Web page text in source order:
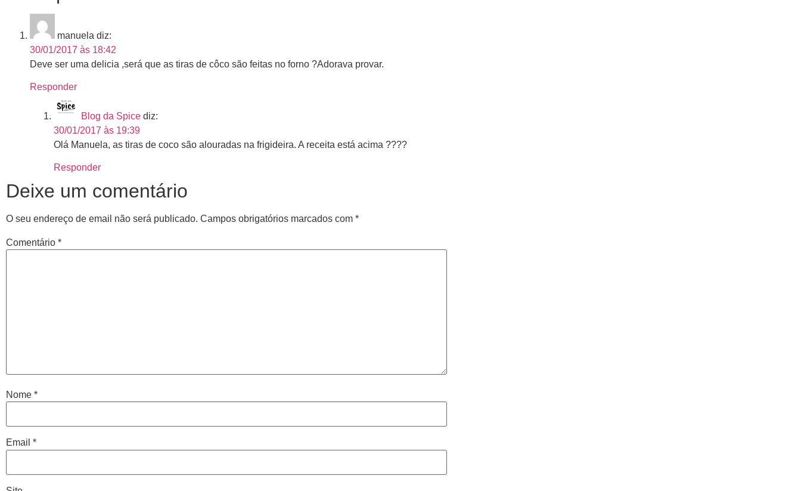
manuela diz:
30/01/2017 às 18:42
Deve ser uma delicia ,será que as tiras de côco são feitas no forno ?Adorava provar.
Responder
Blog da Spice diz:
30/01/2017 às 19:39
Olá Manuela, as tiras de coco são alouradas na frigideira. A receita está acima ????
Responder
Deixe um comentário
O seu endereço de email não será publicado. Campos obrigatórios marcados com *
Comentário *
Nome *
Email *